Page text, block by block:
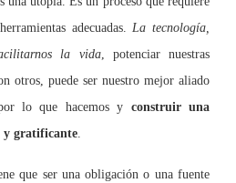
adecuadas.La tecnología,
la vida, potenciar nuestras
otros, puede ser nuestro mejor aliado
lo que hacemos y construir una
y gratificante.
que ser una obligación o una fuente